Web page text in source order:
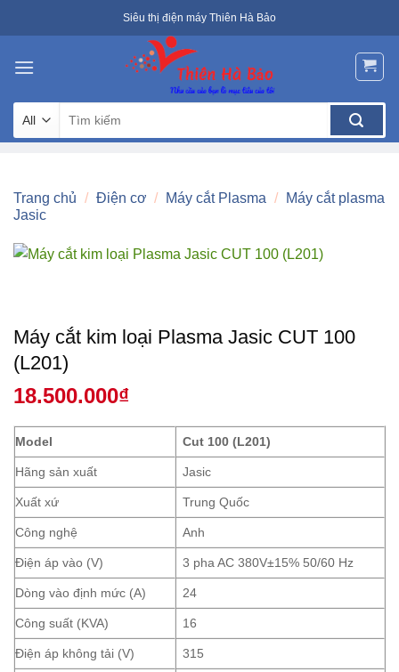
to
Siêu thị điện máy Thiên Hà Bảo
kiếm:
Trang chủ / Điện cơ / Máy cắt Plasma /
Máy cắt plasma
Jasic
Máy cắt kim loại Plasma Jasic CUT 100
(L201)
18.500.000₫
Model Cut 100 (L201)
Hãng sản xuất Jasic
Xuất xứ Trung Quốc
Công nghệ Anh
Điện áp vào (V) 3 pha AC 380V±15% 50/60 Hz
Dòng vào định mức (A) 24
Công suất (KVA) 16
Điện áp không tải (V) 315